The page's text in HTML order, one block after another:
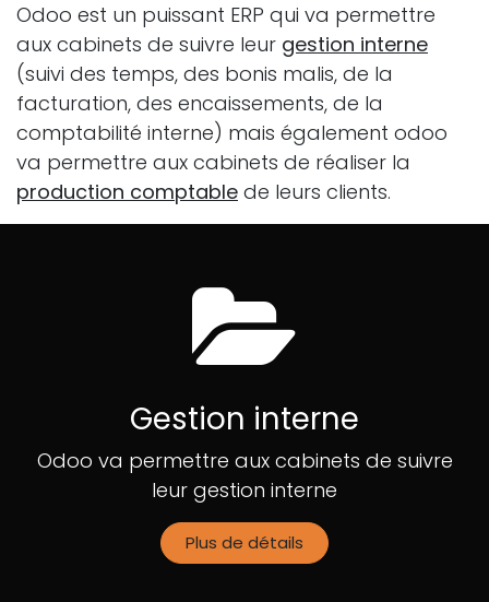
Odoo est un puissant ERP qui va permettre
aux cabinets de suivre leur gestion interne
(suivi des temps, des bonis malis, de la
facturation, des encaissements, de la
comptabilité interne) mais également odoo
va permettre aux cabinets de réaliser la
production comptable de leurs clients.
Gestion interne
Odoo va permettre aux cabinets de suivre
leur gestion interne
Plus de détails